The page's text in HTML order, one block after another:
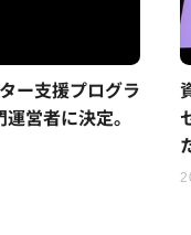
ー支援プログラ
営者に決定。